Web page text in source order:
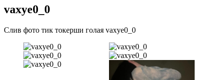
vaxye0_0
Слив фото тик токерши голая vaxye0_0